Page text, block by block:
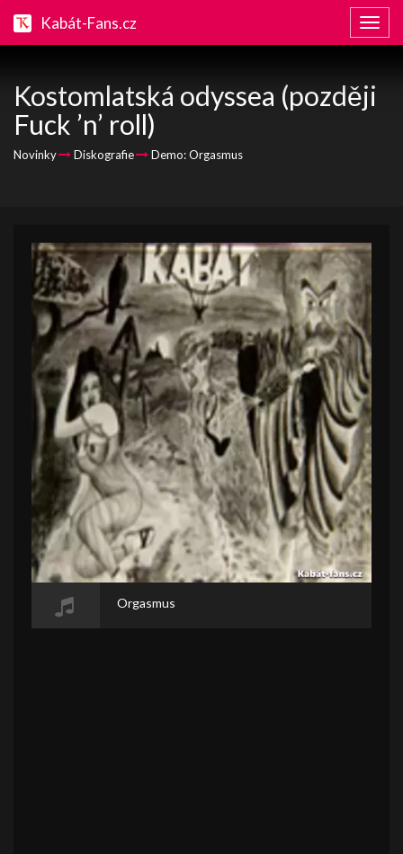
Kabát-Fans.cz
Kostomlatská odyssea (později
Fuck ’n’ roll)
Novinky Diskografie Demo: Orgasmus
Orgasmus